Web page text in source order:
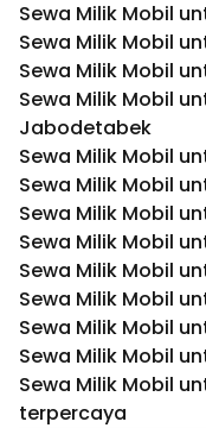
Sewa Milik Mobil
Sewa Milik Mobil
Sewa Milik Mobil
Sewa Milik Mobil
Jabodetabek
Sewa Milik Mobil
Sewa Milik Mobil
Sewa Milik Mobil
Sewa Milik Mobil
Sewa Milik Mobil
Sewa Milik Mobil
Sewa Milik Mobil
Sewa Milik Mobil
Sewa Milik Mobil
terpercaya